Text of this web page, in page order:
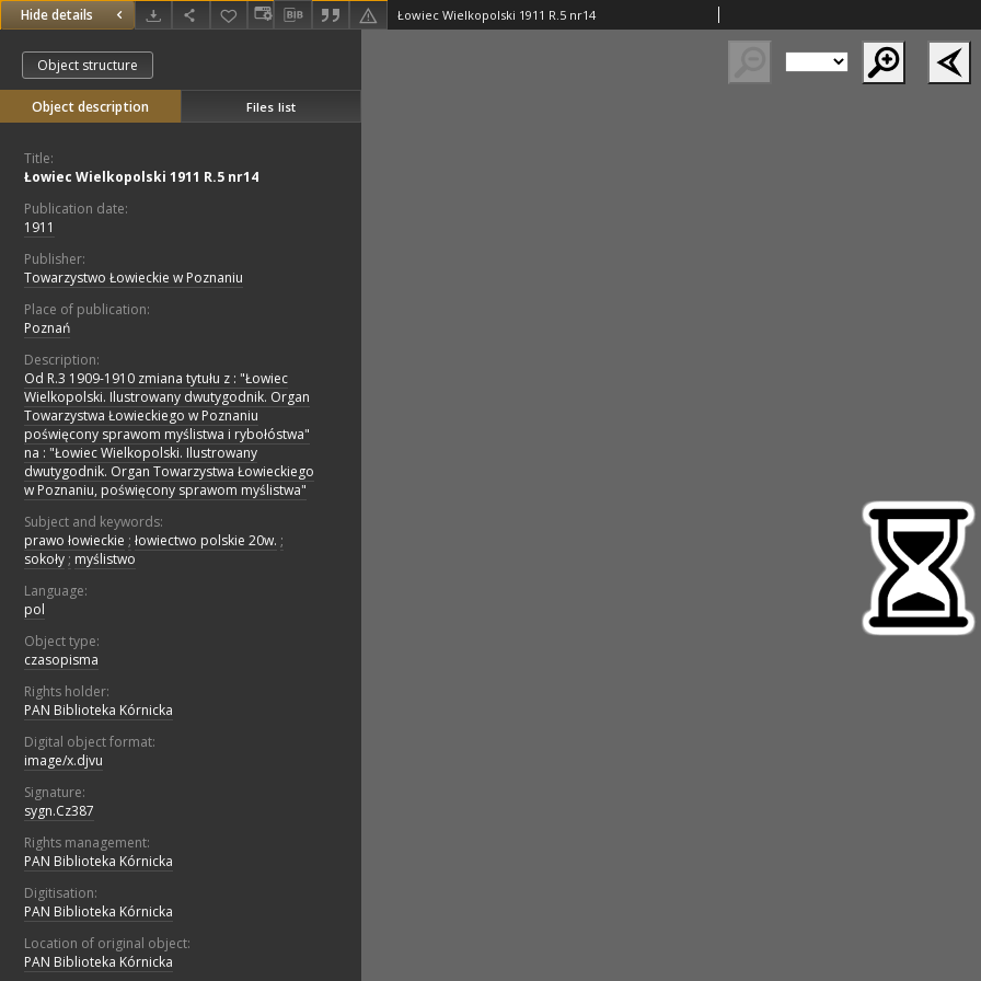
Hide details Łowiec Wielkopolski 1911 R.5 nr14
Object structure
Object description Files list
Title:
Łowiec Wielkopolski 1911 R.5 nr14
Publication date:
1911
Publisher:
Towarzystwo Łowieckie w Poznaniu
Place of publication:
Poznań
Description:
Od R.3 1909-1910 zmiana tytułu z : "Łowiec
Wielkopolski. Ilustrowany dwutygodnik. Organ
Towarzystwa Łowieckiego w Poznaniu
poświęcony sprawom myślistwa i rybołóstwa"
na : "Łowiec Wielkopolski. Ilustrowany
dwutygodnik. Organ Towarzystwa Łowieckiego
w Poznaniu, poświęcony sprawom myślistwa"
Subject and keywords:
prawo łowieckie ; łowiectwo polskie 20w. ;
sokoły ; myślistwo
Language:
pol
Object type:
czasopisma
Rights holder:
PAN Biblioteka Kórnicka
Digital object format:
image/x.djvu
Signature:
sygn.Cz387
Rights management:
PAN Biblioteka Kórnicka
Digitisation:
PAN Biblioteka Kórnicka
Location of original object:
PAN Biblioteka Kórnicka